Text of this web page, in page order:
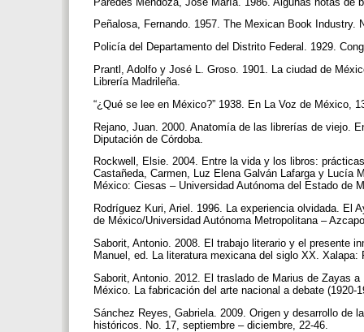
Peñalosa, Fernando. 1957. The Mexican Book
Policía del Departamento del Distrito Federal. 1929.
Prantl, Adolfo y José L. Groso. 1901. La ciudad de
Librería Madrileña.
“¿Qué se lee en México?” 1938. En La Voz de México,
Rejano, Juan. 2000. Anatomía de las librerías de viejo.
Diputación de Córdoba.
Rockwell, Elsie. 2004. Entre la vida y los libros:
Castañeda, Carmen, Luz Elena Galván Lafarga y Lucía
México: Ciesas – Universidad Autónoma del Estado de
Rodríguez Kuri, Ariel. 1996. La experiencia olvidada. El
de México/Universidad Autónoma Metropolitana –
Saborit, Antonio. 2008. El trabajo literario y el presente
Manuel, ed. La literatura mexicana del siglo XX.
Saborit, Antonio. 2012. El traslado de Marius de Zayas
México. La fabricación del arte nacional a debate
Sánchez Reyes, Gabriela. 2009. Origen y desarrollo de
históricos. No. 17, septiembre – diciembre, 22-46.